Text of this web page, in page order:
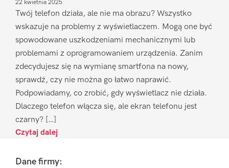
22 kwietnia 2025
Twój telefon działa, ale nie ma obrazu? Wszystko
wskazuje na problemy z wyświetlaczem. Mogą one być
spowodowane uszkodzeniami mechanicznymi lub
problemami z oprogramowaniem urządzenia. Zanim
zdecydujesz się na wymianę smartfona na nowy,
sprawdź, czy nie można go łatwo naprawić.
Podpowiadamy, co zrobić, gdy wyświetlacz nie działa.
Dlaczego telefon włącza się, ale ekran telefonu jest
czarny? […]
Czytaj dalej
FooterDane firmy: